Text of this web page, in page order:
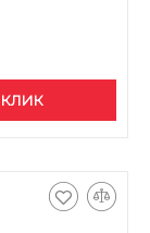
КЛИК